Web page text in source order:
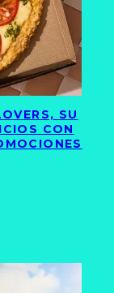
SU
CON